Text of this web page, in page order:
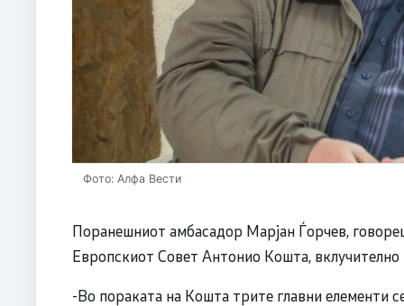
Фото: Алфа Вести
Поранешниот амбасадор Марјан Ѓорчев,
Европскиот Совет Антонио Кошта, вклучително
-Во пораката на Кошта трите главни елементи